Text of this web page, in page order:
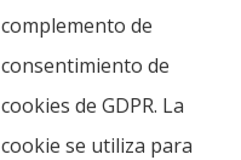
complemento de
consentimiento de
cookies de GDPR. La
cookie se utiliza para